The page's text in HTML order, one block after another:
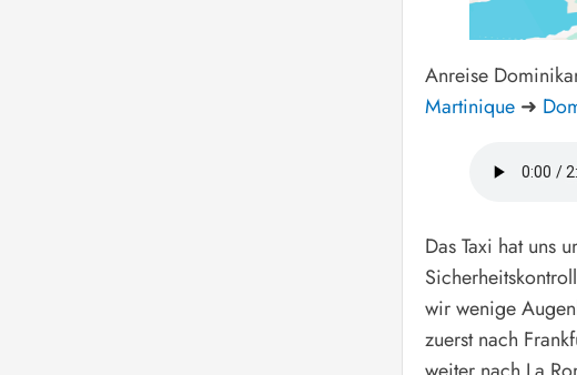
Anreise
Martinique ➜
Das Taxi hat uns
wir wenige
zuerst nach